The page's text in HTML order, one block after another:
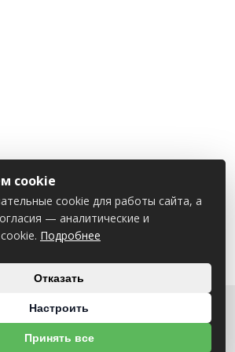
cookie
cookie для работы сайта, а
— аналитические и
Подробнее
Отказать
Настроить
Принять все